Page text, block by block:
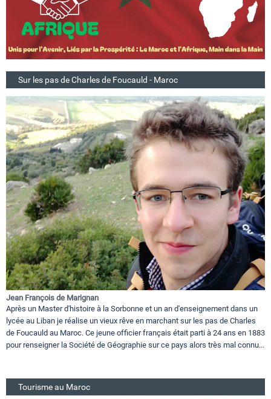
Sur les pas de Charles de Foucauld - Maroc
Jean François de Marignan
Après un Master d'histoire à la Sorbonne et un an d'enseignement dans un
lycée au Liban je réalise un vieux rêve en marchant sur les pas de Charles
de Foucauld au Maroc. Ce jeune officier français était parti à 24 ans en 1883
pour renseigner la Société de Géographie sur ce pays alors très mal connu...
Tourisme au Maroc